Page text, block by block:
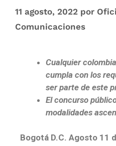
11 agosto, 2022 por
Comunicaciones
Cualquier
cumpla con los
ser parte de este
El concurso
modalidades
Bogotá D.C. Agosto 11